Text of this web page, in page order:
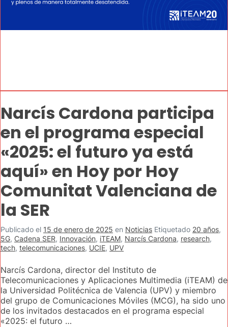
Narcís Cardona participa
en el programa especial
«2025: el futuro ya está
aquí» en Hoy por Hoy
Comunitat Valenciana de
la SER
Publicado el 15 de enero de 2025 en Noticias Etiquetado 20 años,
5G, Cadena SER, Innovación, iTEAM, Narcís Cardona, research,
tech, telecomunicaciones, UCIE, UPV
Narcís Cardona, director del Instituto de
Telecomunicaciones y Aplicaciones Multimedia (iTEAM) de
la Universidad Politécnica de Valencia (UPV) y miembro
del grupo de Comunicaciones Móviles (MCG), ha sido uno
de los invitados destacados en el programa especial
«2025: el futuro …